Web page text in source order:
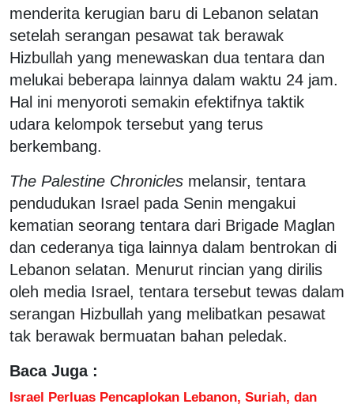
menderita kerugian baru di Lebanon selatan
setelah serangan pesawat tak berawak
Hizbullah yang menewaskan dua tentara dan
melukai beberapa lainnya dalam waktu 24 jam.
Hal ini menyoroti semakin efektifnya taktik
udara kelompok tersebut yang terus
berkembang.
The Palestine Chronicles melansir, tentara
pendudukan Israel pada Senin mengakui
kematian seorang tentara dari Brigade Maglan
dan cederanya tiga lainnya dalam bentrokan di
Lebanon selatan. Menurut rincian yang dirilis
oleh media Israel, tentara tersebut tewas dalam
serangan Hizbullah yang melibatkan pesawat
tak berawak bermuatan bahan peledak.
Baca Juga :
Israel Perluas Pencaplokan Lebanon, Suriah, dan